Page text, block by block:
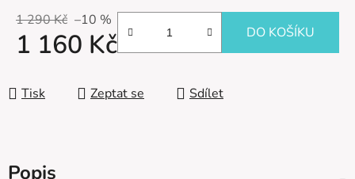
1 290 Kč –10 %
1 160 Kč DO KOŠÍKU
Tisk Zeptat se Sdílet
Popis